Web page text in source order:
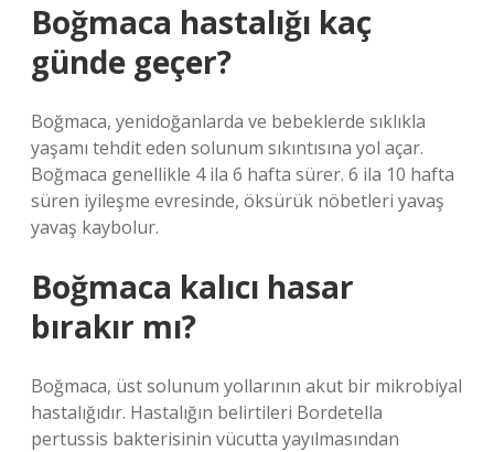
Boğmaca hastalığı kaç
günde geçer?
Boğmaca, yenidoğanlarda ve bebeklerde sıklıkla
yaşamı tehdit eden solunum sıkıntısına yol açar.
Boğmaca genellikle 4 ila 6 hafta sürer. 6 ila 10 hafta
süren iyileşme evresinde, öksürük nöbetleri yavaş
yavaş kaybolur.
Boğmaca kalıcı hasar
bırakır mı?
Boğmaca, üst solunum yollarının akut bir mikrobiyal
hastalığıdır. Hastalığın belirtileri Bordetella
pertussis bakterisinin vücutta yayılmasından